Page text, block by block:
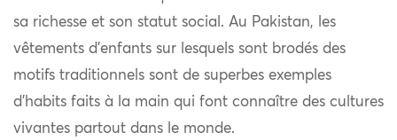
sa richesse et son statut social. Au Pakistan, les
vêtements d’enfants sur lesquels sont brodés des
motifs traditionnels sont de superbes exemples
d’habits faits à la main qui font connaître des cultures
vivantes partout dans le monde.